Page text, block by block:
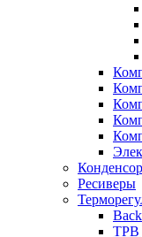
Ресиверы
Back
ТРВ